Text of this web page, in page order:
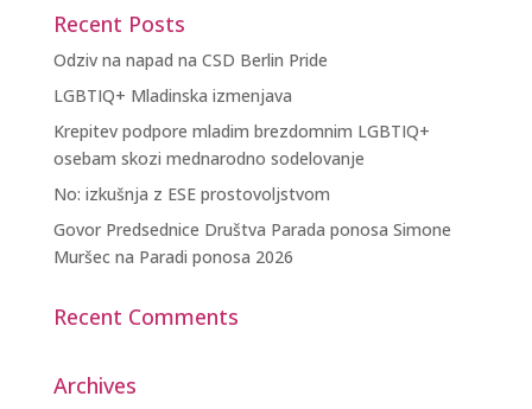
Recent Posts
Odziv na napad na CSD Berlin Pride
LGBTIQ+ Mladinska izmenjava
Krepitev podpore mladim brezdomnim LGBTIQ+
osebam skozi mednarodno sodelovanje
No: izkušnja z ESE prostovoljstvom
Govor Predsednice Društva Parada ponosa Simone
Muršec na Paradi ponosa 2026
Recent Comments
Archives